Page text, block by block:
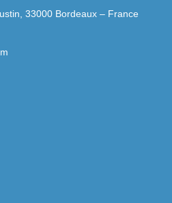
33000 Bordeaux – France